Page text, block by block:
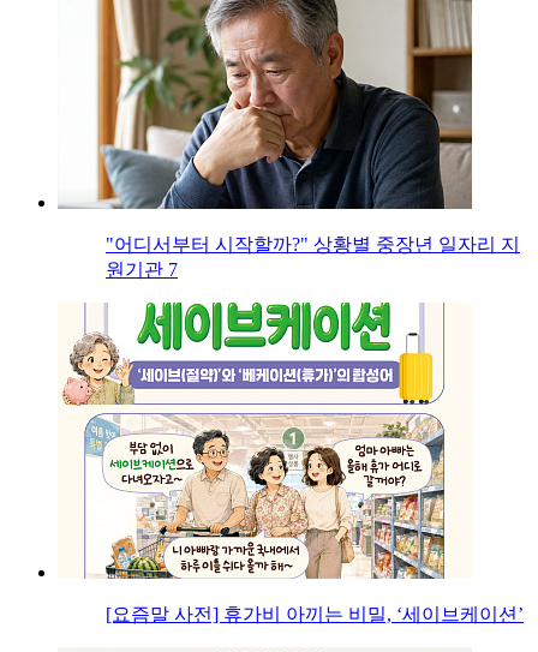
"어디서부터 시작할까?" 상황별 중장년 일자리 지
원기관 7
[요즘말 사전] 휴가비 아끼는 비밀, ‘세이브케이션’